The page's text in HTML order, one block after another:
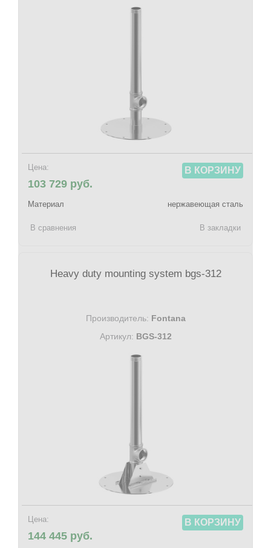
Цена:
103 729 руб.
В КОРЗИНУ
Материал нержавеющая сталь
В сравнения В закладки
Heavy duty mounting system bgs-312
Производитель: Fontana
Артикул: BGS-312
Цена:
144 445 руб.
В КОРЗИНУ